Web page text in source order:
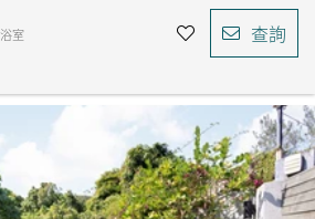
浴室 查詢